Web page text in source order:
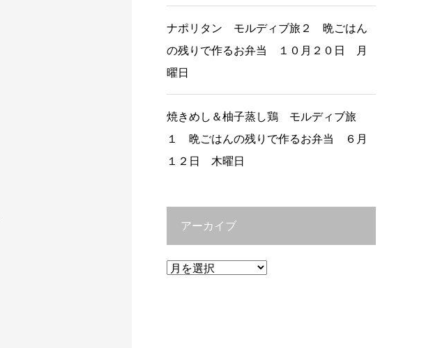
ナポリタン モルディブ旅２ 晩ごはん
の残りで作るお弁当 １０月２０日 月
曜日
焼きめし＆柚子蒸し鶏 モルディブ旅
１ 晩ごはんの残りで作るお弁当 ６月
１２日 木曜日
アーカイブ